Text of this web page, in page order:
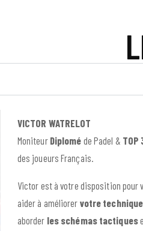
VICTOR WATRELOT
Moniteur Diplomé de Padel & TOP
des joueurs Français.
Victor est à votre disposition pour
aider à améliorer votre technique
aborder les schémas tactiques